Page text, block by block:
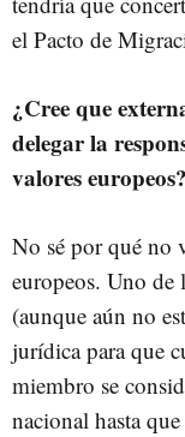
el Pacto de
¿Cree que
delegar la
valores europeos?
No sé por qué no
europeos. Uno de
(aunque aún no
jurídica para que
miembro se
nacional hasta